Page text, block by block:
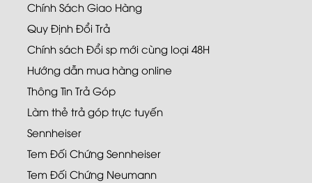
Chính Sách Giao Hàng
Quy Định Đổi Trả
Chính sách Đổi sp mới cùng loại 48H
Hướng dẫn mua hàng online
Thông Tin Trả Góp
Làm thẻ trả góp trực tuyến
Sennheiser
Tem Đối Chứng Sennheiser
Tem Đối Chứng Neumann